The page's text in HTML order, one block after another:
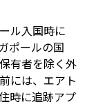
ル入国時に
ポールの国
有者を除く外
には、エアト
時に追跡アプ